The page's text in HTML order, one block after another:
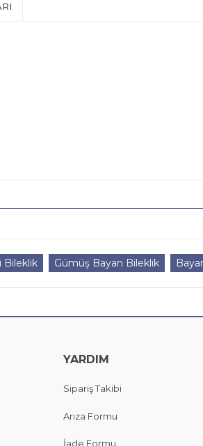
Bileklik Gümüş Bayan Bileklik
YARDIM
Sipariş Takibi
Arıza Formu
İade Formu